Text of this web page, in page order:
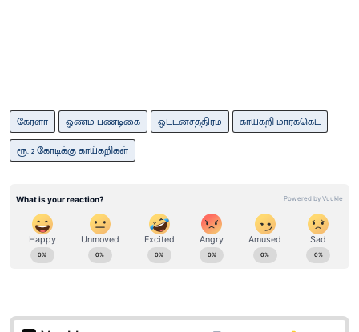
கேரளா ஓணம் பண்டிகை ஒட்டன்சத்திரம்
காய்கறி மார்க்கெட்
ரூ. 2 கோடிக்கு காய்கறிகள்